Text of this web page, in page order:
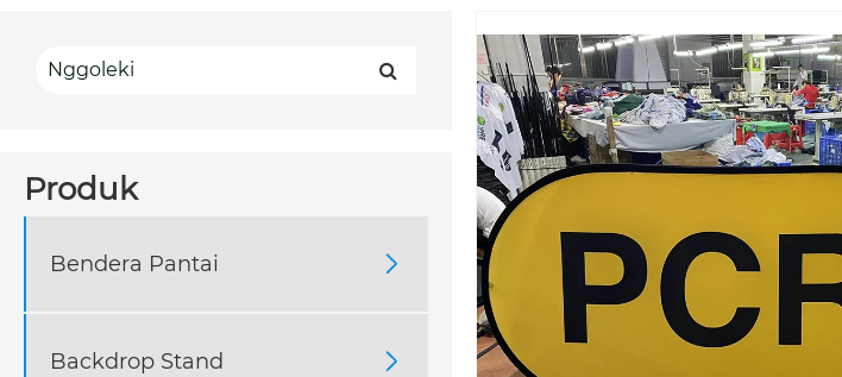
Produk
Bendera Pantai 
Backdrop Stand 